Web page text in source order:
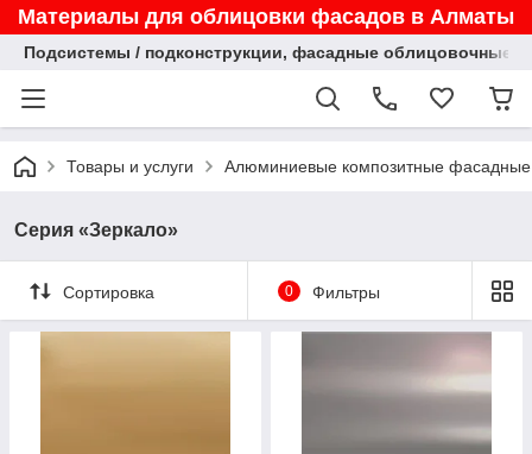
Материалы для облицовки фасадов в Алматы
Подсистемы / подконструкции, фасадные облицовочные
Товары и услуги Алюминиевые композитные
Серия «Зеркало»
Сортировка 0 Фильтры